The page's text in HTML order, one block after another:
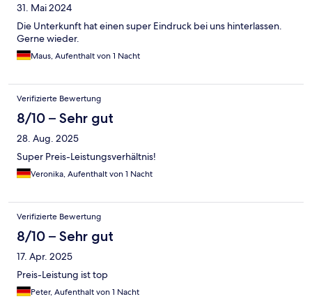
31. Mai 2024
Die Unterkunft hat einen super Eindruck bei uns hinterlassen.
Gerne wieder.
Maus, Aufenthalt von 1 Nacht
Verifizierte Bewertung
8/10 – Sehr gut
28. Aug. 2025
Super Preis-Leistungsverhältnis!
Veronika, Aufenthalt von 1 Nacht
Verifizierte Bewertung
8/10 – Sehr gut
17. Apr. 2025
Preis-Leistung ist top
Peter, Aufenthalt von 1 Nacht